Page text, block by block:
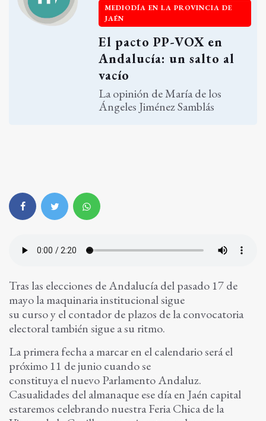
MEDIODÍA EN LA PROVINCIA DE
JAÉN
El pacto PP-VOX en
Andalucía: un salto al
vacío
La opinión de María de los
Ángeles Jiménez Samblás
Tras las elecciones de Andalucía del pasado 17 de
mayo la maquinaria institucional sigue
su curso y el contador de plazos de la convocatoria
electoral también sigue a su ritmo.
La primera fecha a marcar en el calendario será el
próximo 11 de junio cuando se
constituya el nuevo Parlamento Andaluz.
Casualidades del almanaque ese día en Jaén capital
estaremos celebrando nuestra Feria Chica de la